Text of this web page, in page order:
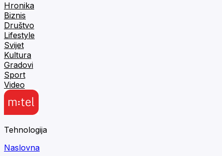
Hronika
Biznis
Društvo
Lifestyle
Svijet
Kultura
Gradovi
Sport
Video
Tehnologija
Naslovna